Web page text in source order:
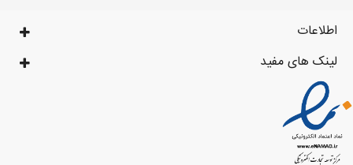
اطلاعات
لینک های مفید